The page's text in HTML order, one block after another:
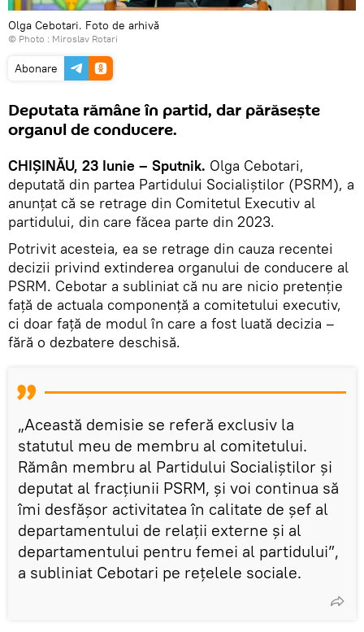
Olga Cebotari. Foto de arhivă
© Photo : Miroslav Rotari
Abonare
Deputata rămâne în partid, dar părăsește
organul de conducere.
CHIȘINĂU, 23 Iunie – Sputnik. Olga Cebotari,
deputată din partea Partidului Socialiștilor (PSRM), a
anunțat că se retrage din Comitetul Executiv al
partidului, din care făcea parte din 2023.
Potrivit acesteia, ea se retrage din cauza recentei
decizii privind extinderea organului de conducere al
PSRM. Cebotar a subliniat că nu are nicio pretenție
față de actuala componență a comitetului executiv,
ci doar față de modul în care a fost luată decizia –
fără o dezbatere deschisă.
„Această demisie se referă exclusiv la
statutul meu de membru al comitetului.
Rămân membru al Partidului Socialiștilor și
deputat al fracțiunii PSRM, și voi continua să
îmi desfășor activitatea în calitate de șef al
departamentului de relații externe și al
departamentului pentru femei al partidului”,
a subliniat Cebotari pe rețelele sociale.